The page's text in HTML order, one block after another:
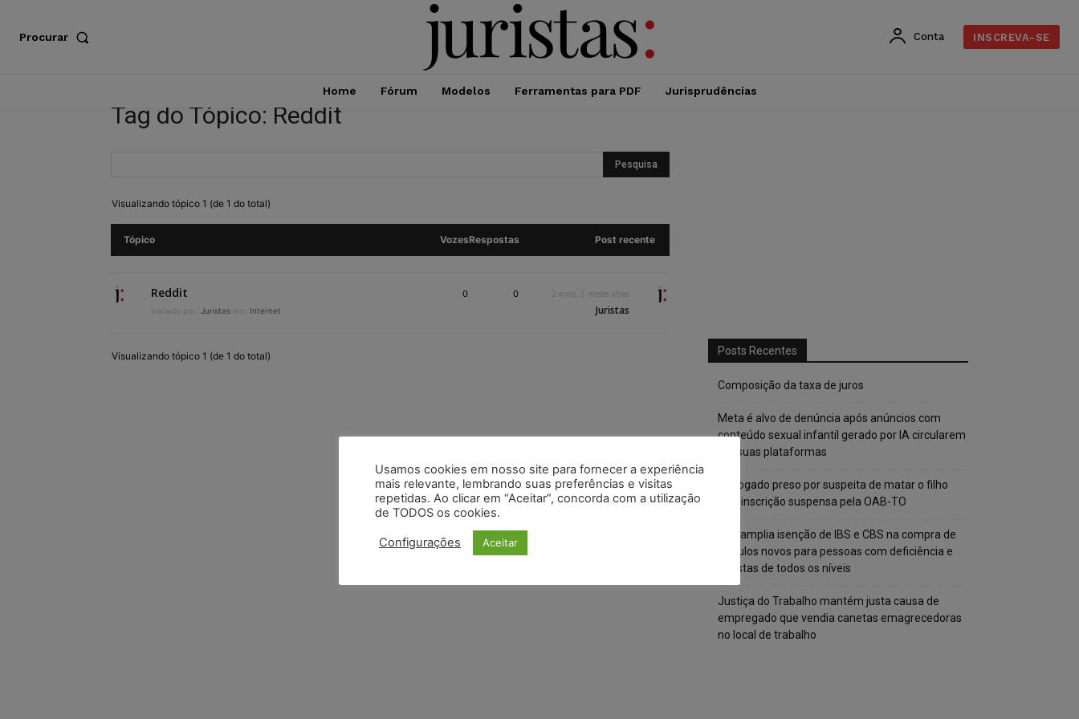
Procurar Conta INSCREVA-SE
Home Fórum Modelos Ferramentas para PDF Jurisprudências
Tag do Tópico: Reddit
Visualizando tópico 1 (de 1 do total)
Tópico VozesRespostas Post recente
Reddit
Iniciado por: Juristas em: Internet
0 0 2 anos, 5 meses atrás
Juristas
Visualizando tópico 1 (de 1 do total) Posts Recentes
Composição da taxa de juros
Meta é alvo de denúncia após anúncios com
conteúdo sexual infantil gerado por IA circularem
em suas plataformas
Advogado preso por suspeita de matar o filho
tem inscrição suspensa pela OAB-TO
STF amplia isenção de IBS e CBS na compra de
veículos novos para pessoas com deficiência e
autistas de todos os níveis
Justiça do Trabalho mantém justa causa de
empregado que vendia canetas emagrecedoras
no local de trabalho
Usamos cookies em nosso site para fornecer a experiência
mais relevante, lembrando suas preferências e visitas
repetidas. Ao clicar em “Aceitar”, concorda com a utilização
de TODOS os cookies.
Configurações Aceitar